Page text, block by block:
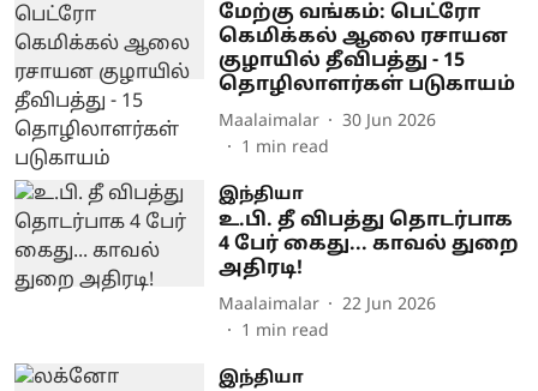
மேற்கு வங்கம்: பெட்ரோ
கெமிக்கல் ஆலை ரசாயன
குழாயில் தீவிபத்து - 15
தொழிலாளர்கள் படுகாயம்
Maalaimalar
30 Jun 2026
1 min read
இந்தியா
உ.பி. தீ விபத்து தொடர்பாக
4 பேர் கைது... காவல் துறை
அதிரடி!
Maalaimalar
22 Jun 2026
1 min read
இந்தியா